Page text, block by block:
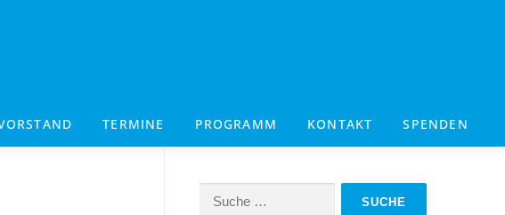
TERMINE PROGRAMM KONTAKT SPENDEN
Suche